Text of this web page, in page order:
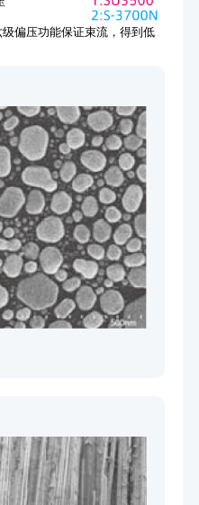
偏压功能保证束流，得到低